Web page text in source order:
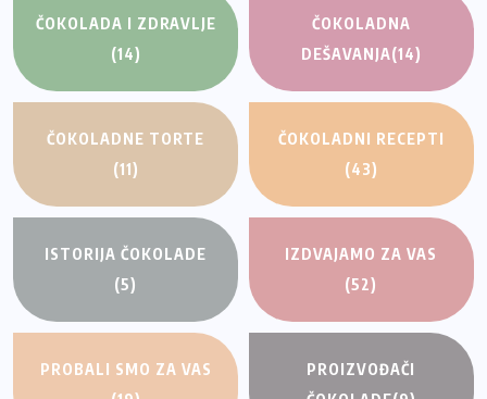
ČOKOLADA I ZDRAVLJE
(14)
ČOKOLADNA
DEŠAVANJA(14)
ČOKOLADNE TORTE
(11)
ČOKOLADNI RECEPTI
(43)
ISTORIJA ČOKOLADE
(5)
IZDVAJAMO ZA VAS
(52)
PROBALI SMO ZA VAS
PROIZVOĐAČI